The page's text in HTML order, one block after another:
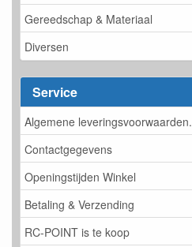
Gereedschap & Materiaal
Diversen
Service
Algemene leveringsvoorwaarden.
Contactgegevens
Openingstijden Winkel
Betaling & Verzending
RC-POINT is te koop